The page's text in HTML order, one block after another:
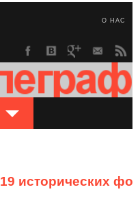
О НАС
19 исторических